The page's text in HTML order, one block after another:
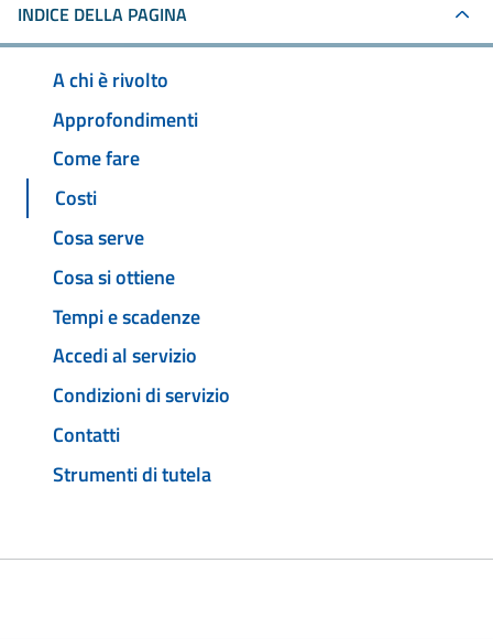
INDICE DELLA PAGINA
A chi è rivolto
Approfondimenti
Come fare
Costi
Cosa serve
Cosa si ottiene
Tempi e scadenze
Accedi al servizio
Condizioni di servizio
Contatti
Strumenti di tutela